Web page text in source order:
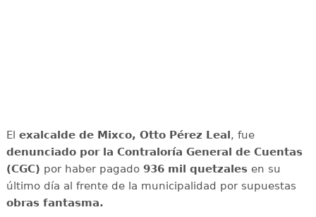
El exalcalde de Mixco, Otto Pérez Leal, fue
denunciado por la Contraloría General de Cuentas
(CGC) por haber pagado 936 mil quetzalesen su
último día al frente de la municipalidad por supuestas
obras fantasma.